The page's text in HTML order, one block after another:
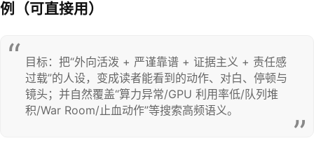
例（可直接用）
目标：把“外向活泼 + 严谨靠谱 + 证据主义 + 责任感
过载”的人设，变成读者能看到的动作、对白、停顿与
镜头；并自然覆盖“算力异常/GPU 利用率低/队列堆
积/War Room/止血动作”等搜索高频语义。